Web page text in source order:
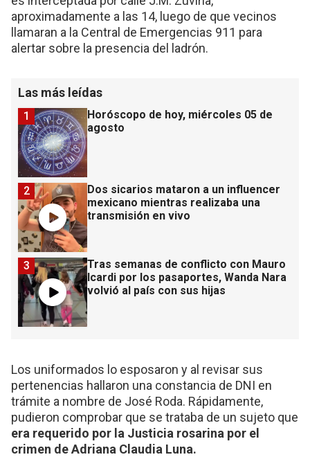
aproximadamente a las 14, luego de que vecinos
llamaran a la Central de Emergencias 911 para
alertar sobre la presencia del ladrón.
Las más leídas
Horóscopo de hoy, miércoles 05 de
agosto
1
Dos sicarios mataron a un influencer
mexicano mientras realizaba una
transmisión en vivo
2
Tras semanas de conflicto con Mauro
Icardi por los pasaportes, Wanda Nara
volvió al país con sus hijas
3
Los uniformados lo esposaron y al revisar sus
pertenencias hallaron una constancia de DNI en
trámite a nombre de José Roda. Rápidamente,
pudieron comprobar que se trataba de un sujeto que
era requerido por la Justicia rosarina por el
crimen de Adriana Claudia Luna.